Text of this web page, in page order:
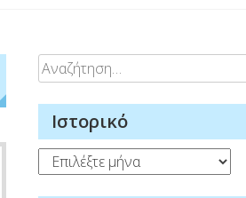
Αναζήτηση
για:
Ιστορικό
Ιστορικό